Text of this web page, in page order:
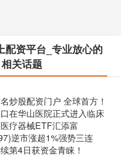
配资平台_专业放心的
关话题
炒股配资门户 全球首方！
在华山医院正式进入临床
疗器械ETF汇添富
逆市涨超1%强势三连
第4日获资金青睐！